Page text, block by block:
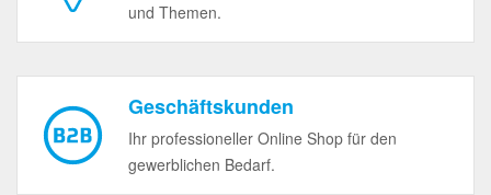
und Themen.
Geschäftskunden
Ihr professioneller Online Shop für den
gewerblichen Bedarf.